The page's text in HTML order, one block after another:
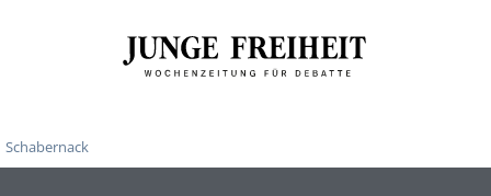
Schabernack